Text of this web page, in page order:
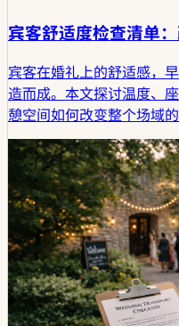
宾客舒适度检查清单
宾客在婚礼上的舒适感，
造而成。本文探讨温度、
憩空间如何改变整个场域的